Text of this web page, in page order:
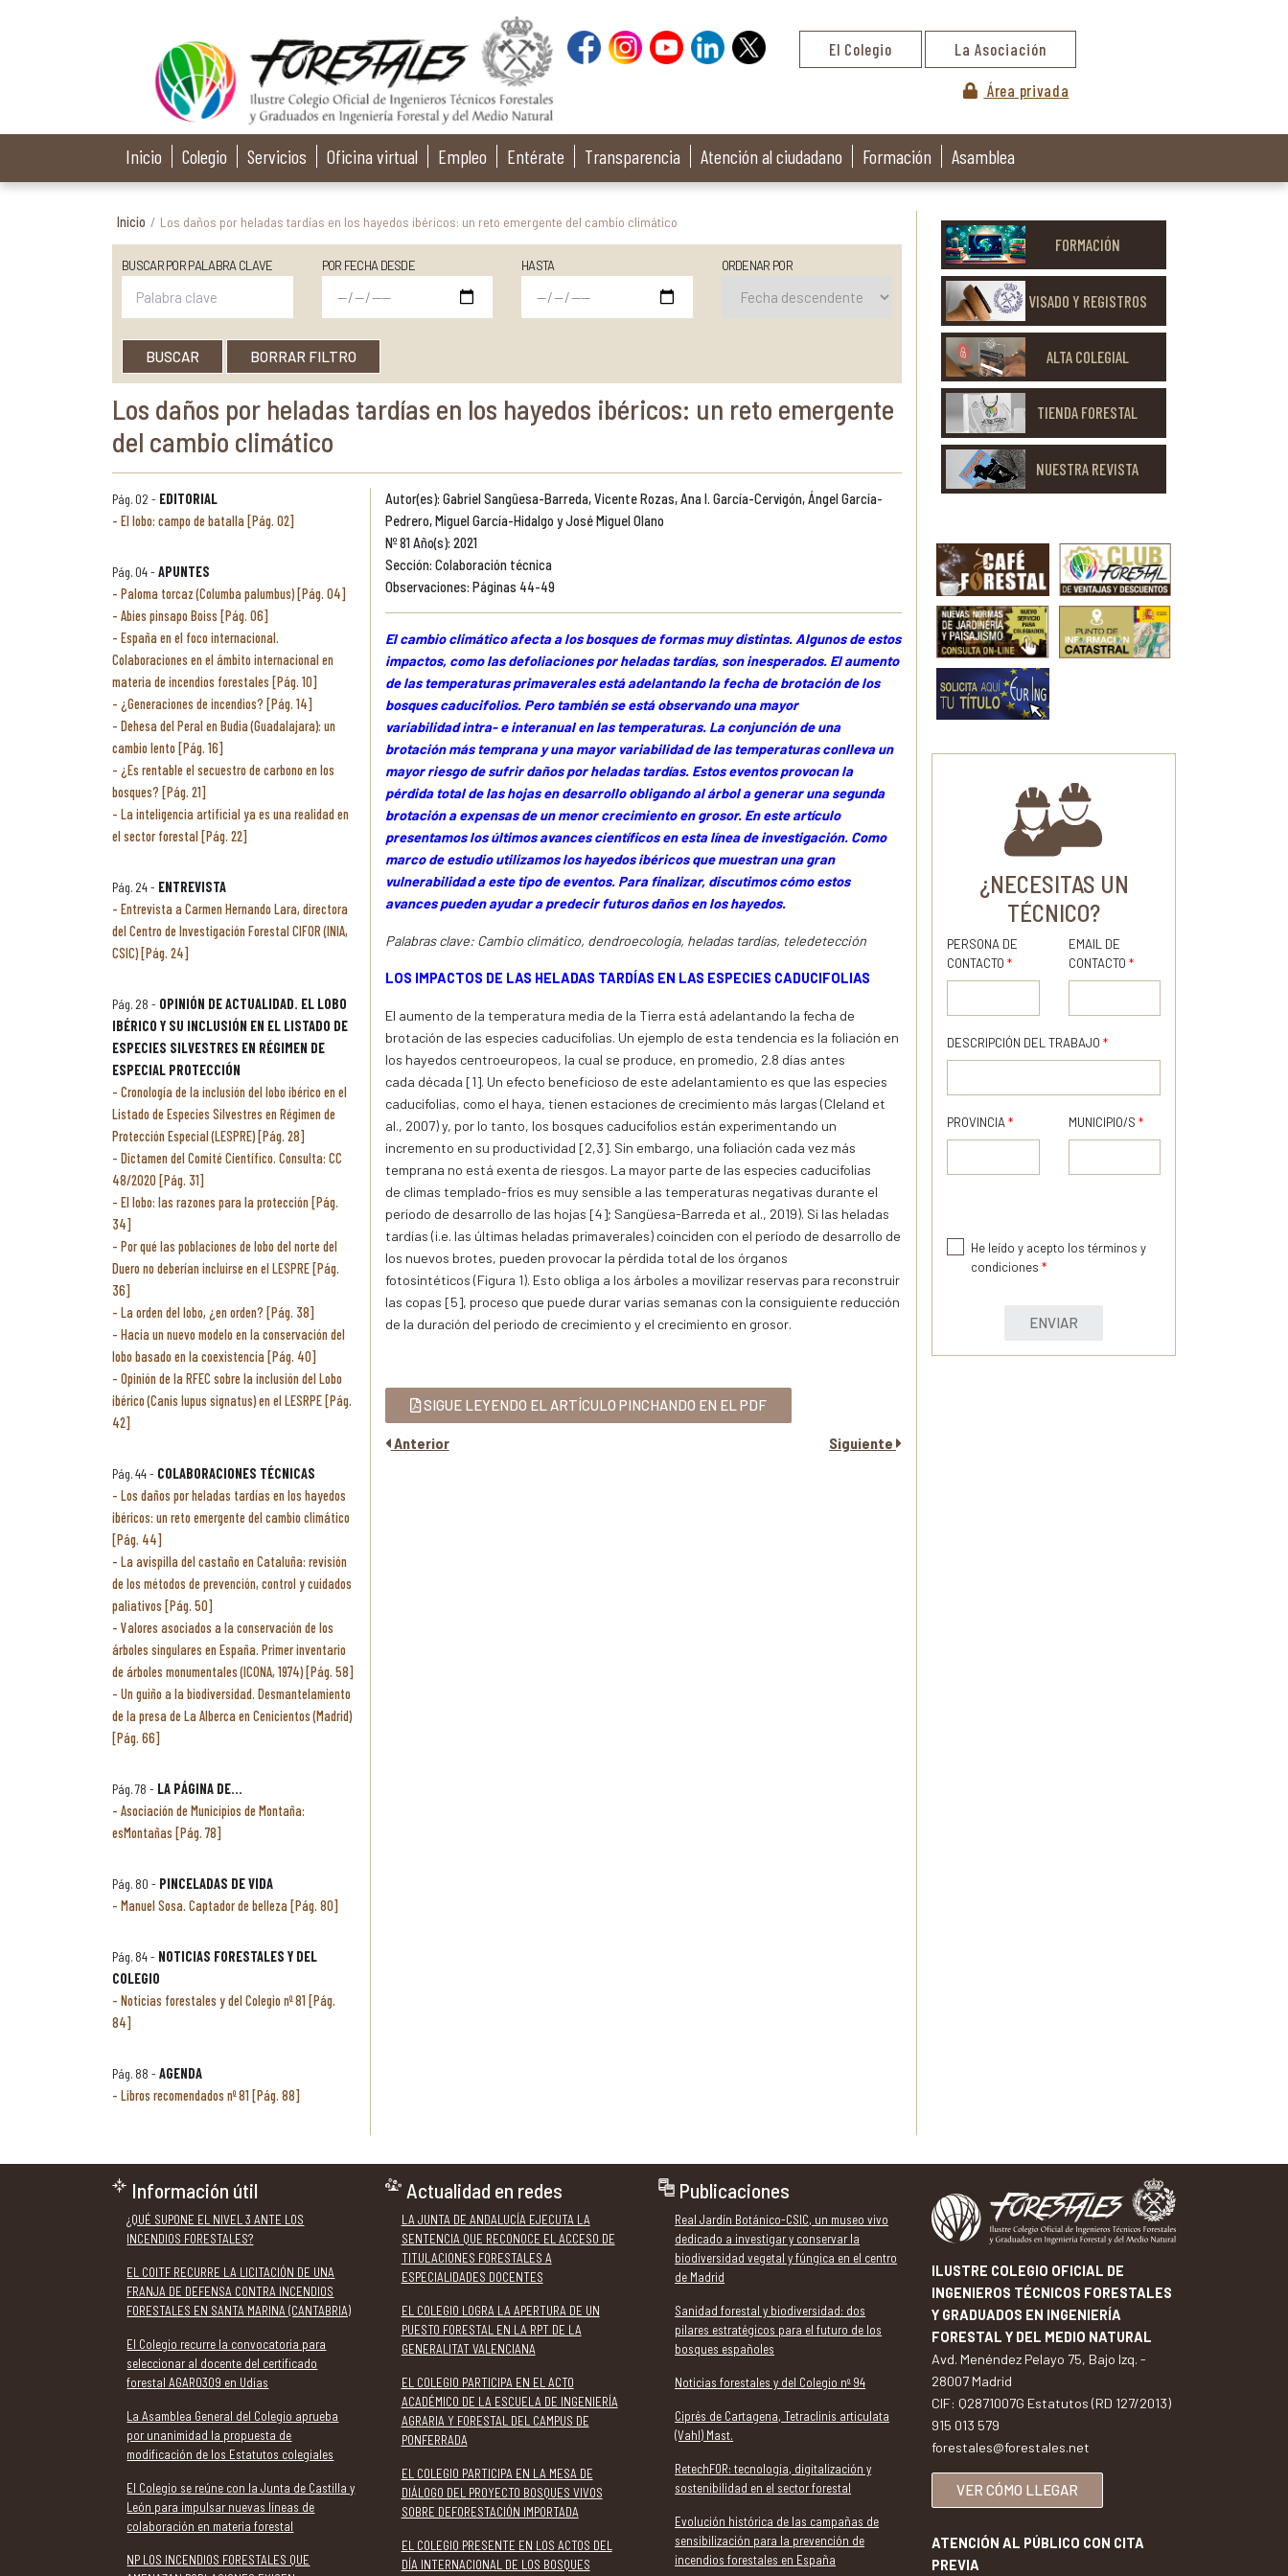
El Colegio La Asociación
Área privada
Inicio Colegio Servicios Oficina virtual Empleo Entérate Transparencia Atención al ciudadano Formación Asamblea
Inicio / Los daños por heladas tardías en los hayedos ibéricos: un reto emergente del cambio climático
BUSCAR POR PALABRA CLAVE POR FECHA DESDE HASTA ORDENAR POR
BUSCAR BORRAR FILTRO
Los daños por heladas tardías en los hayedos ibéricos: un reto emergente
del cambio climático
Pág. 02 - EDITORIAL
El lobo: campo de batalla [Pág. 02]
Pág. 04 - APUNTES
Paloma torcaz (Columba palumbus) [Pág. 04]
Abies pinsapo Boiss [Pág. 06]
España en el foco internacional.
Colaboraciones en el ámbito internacional en
materia de incendios forestales [Pág. 10]
¿Generaciones de incendios? [Pág. 14]
Dehesa del Peral en Budia (Guadalajara): un
cambio lento [Pág. 16]
¿Es rentable el secuestro de carbono en los
bosques? [Pág. 21]
La inteligencia artificial ya es una realidad en
el sector forestal [Pág. 22]
Pág. 24 - ENTREVISTA
Entrevista a Carmen Hernando Lara, directora
del Centro de Investigación Forestal CIFOR (INIA,
CSIC) [Pág. 24]
Pág. 28 - OPINIÓN DE ACTUALIDAD. EL LOBO
IBÉRICO Y SU INCLUSIÓN EN EL LISTADO DE
ESPECIES SILVESTRES EN RÉGIMEN DE
ESPECIAL PROTECCIÓN
Cronología de la inclusión del lobo ibérico en el
Listado de Especies Silvestres en Régimen de
Protección Especial (LESPRE) [Pág. 28]
Dictamen del Comité Científico. Consulta: CC
48/2020 [Pág. 31]
El lobo: las razones para la protección [Pág.
34]
Por qué las poblaciones de lobo del norte del
Duero no deberían incluirse en el LESPRE [Pág.
36]
La orden del lobo, ¿en orden? [Pág. 38]
Hacia un nuevo modelo en la conservación del
lobo basado en la coexistencia [Pág. 40]
Opinión de la RFEC sobre la inclusión del Lobo
ibérico (Canis lupus signatus) en el LESRPE [Pág.
42]
Pág. 44 - COLABORACIONES TÉCNICAS
Los daños por heladas tardías en los hayedos
ibéricos: un reto emergente del cambio climático
[Pág. 44]
La avispilla del castaño en Cataluña: revisión
de los métodos de prevención, control y cuidados
paliativos [Pág. 50]
Valores asociados a la conservación de los
árboles singulares en España. Primer inventario
de árboles monumentales (ICONA, 1974) [Pág. 58]
Un guiño a la biodiversidad. Desmantelamiento
de la presa de La Alberca en Cenicientos (Madrid)
[Pág. 66]
Pág. 78 - LA PÁGINA DE...
Asociación de Municipios de Montaña:
esMontañas [Pág. 78]
Pág. 80 - PINCELADAS DE VIDA
Manuel Sosa. Captador de belleza [Pág. 80]
Pág. 84 - NOTICIAS FORESTALES Y DEL
COLEGIO
Noticias forestales y del Colegio nº 81 [Pág.
84]
Pág. 88 - AGENDA
Libros recomendados nº 81 [Pág. 88]
Autor(es): Gabriel Sangüesa-Barreda, Vicente Rozas, Ana I. García-Cervigón, Ángel García-
Pedrero, Miguel García-Hidalgo y José Miguel Olano
Nº 81 Año(s): 2021
Sección: Colaboración técnica
Observaciones: Páginas 44-49
El cambio climático afecta a los bosques de formas muy distintas. Algunos de estos
impactos, como las defoliaciones por heladas tardías, son inesperados. El aumento
de las temperaturas primaverales está adelantando la fecha de brotación de los
bosques caducifolios. Pero también se está observando una mayor
variabilidad intra- e interanual en las temperaturas. La conjunción de una
brotación más temprana y una mayor variabilidad de las temperaturas conlleva un
mayor riesgo de sufrir daños por heladas tardías. Estos eventos provocan la
pérdida total de las hojas en desarrollo obligando al árbol a generar una segunda
brotación a expensas de un menor crecimiento en grosor. En este artículo
presentamos los últimos avances científicos en esta línea de investigación. Como
marco de estudio utilizamos los hayedos ibéricos que muestran una gran
vulnerabilidad a este tipo de eventos. Para finalizar, discutimos cómo estos
avances pueden ayudar a predecir futuros daños en los hayedos.
Palabras clave: Cambio climático, dendroecología, heladas tardías, teledetección
LOS IMPACTOS DE LAS HELADAS TARDÍAS EN LAS ESPECIES CADUCIFOLIAS
El aumento de la temperatura media de la Tierra está adelantando la fecha de
brotación de las especies caducifolias. Un ejemplo de esta tendencia es la foliación en
los hayedos centroeuropeos, la cual se produce, en promedio, 2.8 días antes
cada década [1]. Un efecto beneficioso de este adelantamiento es que las especies
caducifolias, como el haya, tienen estaciones de crecimiento más largas (Cleland et
al., 2007) y, por lo tanto, los bosques caducifolios están experimentando un
incremento en su productividad [2,3]. Sin embargo, una foliación cada vez más
temprana no está exenta de riesgos. La mayor parte de las especies caducifolias
de climas templado-fríos es muy sensible a las temperaturas negativas durante el
periodo de desarrollo de las hojas [4]; Sangüesa-Barreda et al., 2019). Si las heladas
tardías (i.e. las últimas heladas primaverales) coinciden con el período de desarrollo de
los nuevos brotes, pueden provocar la pérdida total de los órganos
fotosintéticos (Figura 1). Esto obliga a los árboles a movilizar reservas para reconstruir
las copas [5], proceso que puede durar varias semanas con la consiguiente reducción
de la duración del periodo de crecimiento y el crecimiento en grosor.
SIGUE LEYENDO EL ARTÍCULO PINCHANDO EN EL PDF
Anterior Siguiente
FORMACIÓN
VISADO Y REGISTROS
ALTA COLEGIAL
TIENDA FORESTAL
NUESTRA REVISTA
¿NECESITAS UN
TÉCNICO?
PERSONA DE
CONTACTO *
EMAIL DE
CONTACTO *
DESCRIPCIÓN DEL TRABAJO *
PROVINCIA * MUNICIPIO/S *
He leído y acepto los términos y
condiciones *
ENVIAR
Información útil
¿QUÉ SUPONE EL NIVEL 3 ANTE LOS
INCENDIOS FORESTALES?
EL COITF RECURRE LA LICITACIÓN DE UNA
FRANJA DE DEFENSA CONTRA INCENDIOS
FORESTALES EN SANTA MARINA (CANTABRIA)
El Colegio recurre la convocatoria para
seleccionar al docente del certificado
forestal AGAR0309 en Udías
La Asamblea General del Colegio aprueba
por unanimidad la propuesta de
modificación de los Estatutos colegiales
El Colegio se reúne con la Junta de Castilla y
León para impulsar nuevas líneas de
colaboración en materia forestal
NP LOS INCENDIOS FORESTALES QUE
Actualidad en redes
LA JUNTA DE ANDALUCÍA EJECUTA LA
SENTENCIA QUE RECONOCE EL ACCESO DE
TITULACIONES FORESTALES A
ESPECIALIDADES DOCENTES
EL COLEGIO LOGRA LA APERTURA DE UN
PUESTO FORESTAL EN LA RPT DE LA
GENERALITAT VALENCIANA
EL COLEGIO PARTICIPA EN EL ACTO
ACADÉMICO DE LA ESCUELA DE INGENIERÍA
AGRARIA Y FORESTAL DEL CAMPUS DE
PONFERRADA
EL COLEGIO PARTICIPA EN LA MESA DE
DIÁLOGO DEL PROYECTO BOSQUES VIVOS
SOBRE DEFORESTACIÓN IMPORTADA
EL COLEGIO PRESENTE EN LOS ACTOS DEL
DÍA INTERNACIONAL DE LOS BOSQUES
Publicaciones
Real Jardín Botánico-CSIC, un museo vivo
dedicado a investigar y conservar la
biodiversidad vegetal y fúngica en el centro
de Madrid
Sanidad forestal y biodiversidad: dos
pilares estratégicos para el futuro de los
bosques españoles
Noticias forestales y del Colegio nº 94
Ciprés de Cartagena, Tetraclinis articulata
(Vahl) Mast.
RetechFOR: tecnología, digitalización y
sostenibilidad en el sector forestal
Evolución histórica de las campañas de
sensibilización para la prevención de
incendios forestales en España
ILUSTRE COLEGIO OFICIAL DE
INGENIEROS TÉCNICOS FORESTALES
Y GRADUADOS EN INGENIERÍA
FORESTAL Y DEL MEDIO NATURAL
Avd. Menéndez Pelayo 75, Bajo Izq. -
28007 Madrid
CIF: Q2871007G Estatutos (RD 127/2013)
915 013 579
forestales@forestales.net
VER CÓMO LLEGAR
ATENCIÓN AL PÚBLICO CON CITA
PREVIA